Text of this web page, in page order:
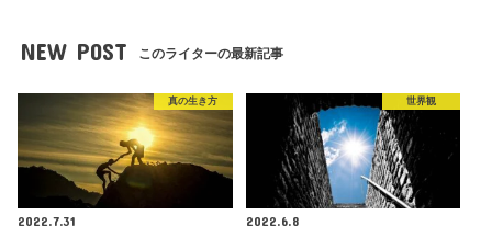
NEW POST このライターの最新記事
真の生き方
2022.7.31
世界観
2022.6.8